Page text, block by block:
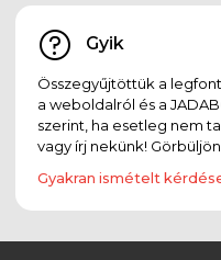
Gyik
Összegyűjtöttük a
a weboldalról és a
szerint, ha esetleg nem
vagy írj nekünk!
Gyakran ismételt